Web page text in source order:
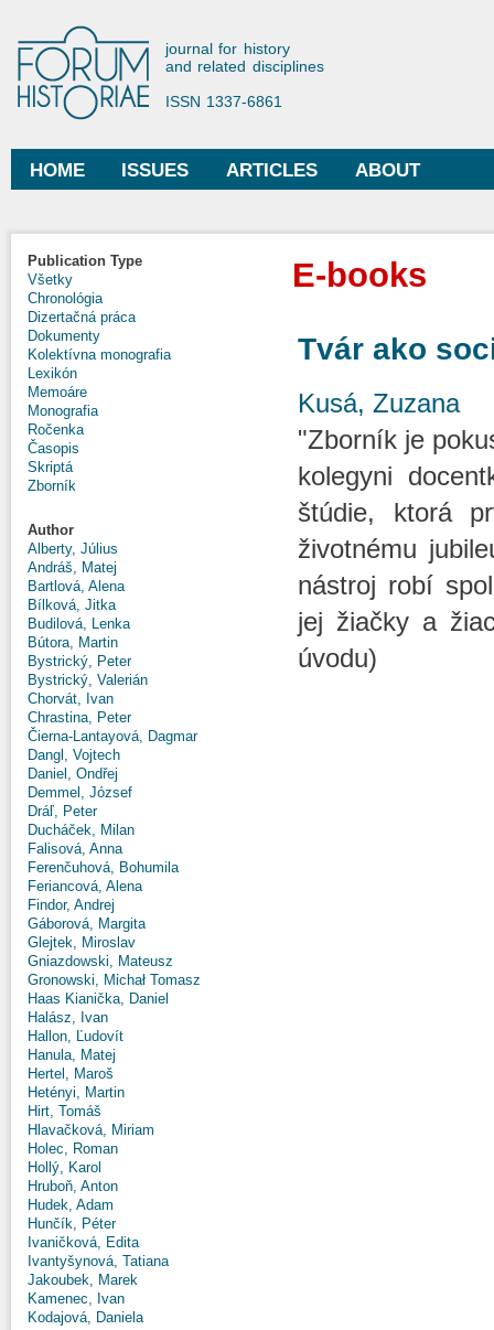
Forum Historiae
journal for history
and related disciplines
ISSN 1337-6861
Main menu
HOME ISSUES ARTICLES ABOUT
Publication Type
Všetky
Chronológia
Dizertačná práca
Dokumenty
Kolektívna monografia
Lexikón
Memoáre
Monografia
Ročenka
Časopis
Skriptá
Zborník
Author
Alberty, Július
Andráš, Matej
Bartlová, Alena
Bílková, Jitka
Budilová, Lenka
Bútora, Martin
Bystrický, Peter
Bystrický, Valerián
Chorvát, Ivan
Chrastina, Peter
Čierna-Lantayová, Dagmar
Dangl, Vojtech
Daniel, Ondřej
Demmel, József
Dráľ, Peter
Ducháček, Milan
Falisová, Anna
Ferenčuhová, Bohumila
Feriancová, Alena
Findor, Andrej
Gáborová, Margita
Glejtek, Miroslav
Gniazdowski, Mateusz
Gronowski, Michał Tomasz
Haas Kianička, Daniel
Halász, Ivan
Hallon, Ľudovít
Hanula, Matej
Hertel, Maroš
Hetényi, Martin
Hirt, Tomáš
Hlavačková, Miriam
Holec, Roman
Hollý, Karol
Hruboň, Anton
Hudek, Adam
Hunčík, Péter
Ivaničková, Edita
Ivantyšynová, Tatiana
Jakoubek, Marek
Kamenec, Ivan
Kodajová, Daniela
E-books
Tvár ako
Kusá, Zuzana
"Zborník je
kolegyni
štúdie, ktorá
životnému
nástroj robí
jej žiačky a
úvodu)